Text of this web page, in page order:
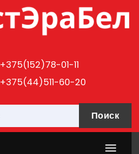
+375(152)78-01-11
+375(44)511-60-20
Поиск